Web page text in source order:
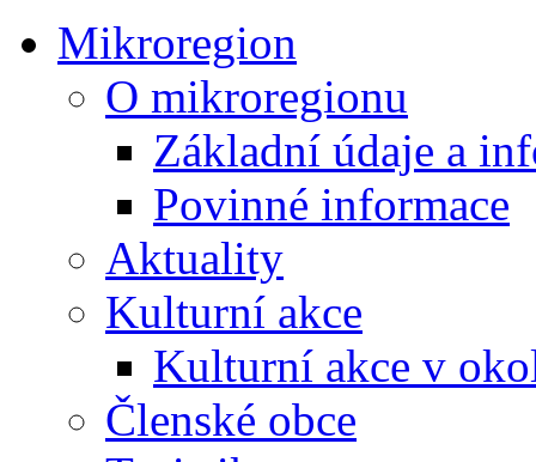
Mikroregion
O mikroregionu
Základní údaje a
Povinné informace
Aktuality
Kulturní akce
Kulturní akce v
Členské obce